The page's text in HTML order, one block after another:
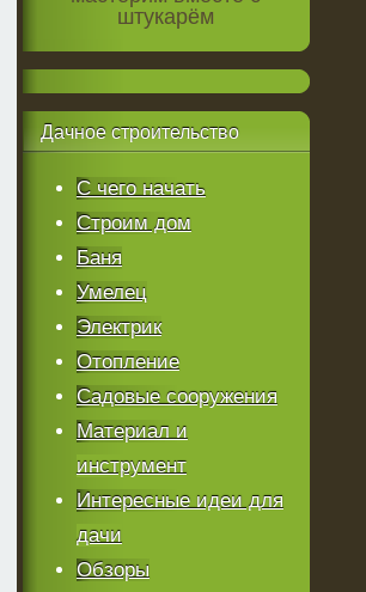
штукарём
Дачноестроительство
С чего начать
Строим дом
Баня
Умелец
Электрик
Отопление
Садовые сооружения
Материал и
инструмент
Интересные идеи для
дачи
Обзоры